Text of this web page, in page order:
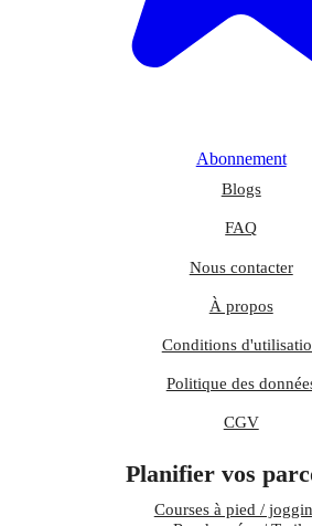
Abonnement
Blogs
FAQ
Nous contacter
À propos
Conditions
Politique des
CGV
Planifier vos
Courses à pied /